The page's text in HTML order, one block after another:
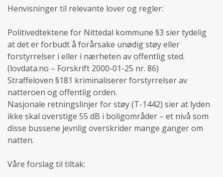
Henvisninger til relevante lover og regler:
Politivedtektene for Nittedal kommune §3 sier tydelig
at det er forbudt å forårsake unødig støy eller
forstyrrelser i eller i nærheten av offentlig sted.
(lovdata.no – Forskrift 2000-01-25 nr. 86)
Straffeloven §181 kriminaliserer forstyrrelser av
natteroen og offentlig orden.
Nasjonale retningslinjer for støy (T-1442) sier at lyden
ikke skal overstige 55 dB i boligområder – et nivå som
disse bussene jevnlig overskrider mange ganger om
natten.
Våre forslag til tiltak: